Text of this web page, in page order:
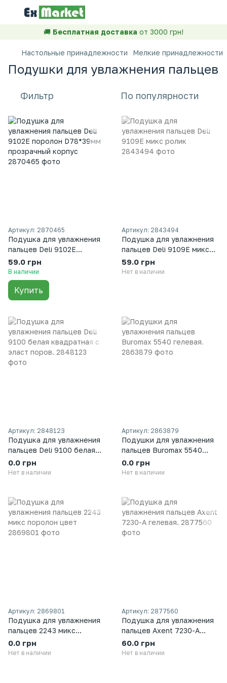
🚚 Бесплатная доставка от 3000 грн!
Настольные принадлежности Мелкие принадлежности
Подушки для увлажнения пальцев
Фильтр По популярности
Артикул: 2870465
Подушка для увлажнения
пальцев Deli 9102E
поролон D78*39мм
прозрачный корпус
59.0 грн
В наличии
Купить
Артикул: 2843494
Подушка для увлажнения
пальцев Deli 9109Е микс
ролик
59.0 грн
Нет в наличии
Артикул: 2848123
Подушка для увлажнения
пальцев Deli 9100 белая
квадратная с эласт поров.
0.0 грн
Нет в наличии
Артикул: 2863879
Подушки для увлажнения
пальцев Buromax 5540
гелевая.
0.0 грн
Нет в наличии
Артикул: 2869801
Подушка для увлажнения
пальцев 2243 микс
поролон цвет
0.0 грн
Нет в наличии
Артикул: 2877560
Подушка для увлажнения
пальцев Axent 7230-A
гелевая.
60.0 грн
Нет в наличии